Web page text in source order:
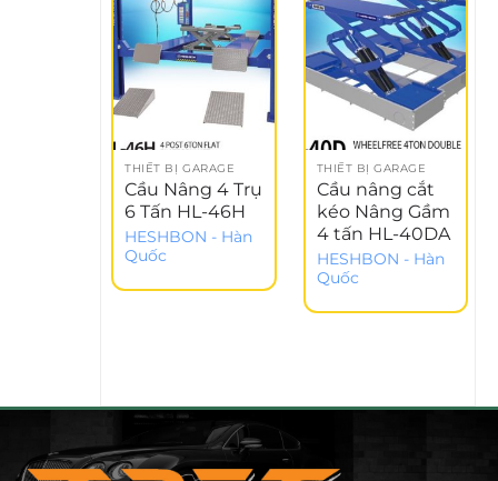
THIẾT BỊ GARAGE
Cầu Nâng 4 Trụ
6 Tấn HL-46H
HESHBON - Hàn
Quốc
THIẾT BỊ GARAGE
Cầu nâng cắt
kéo Nâng Gầm
4 tấn HL-40DA
HESHBON - Hàn
Quốc